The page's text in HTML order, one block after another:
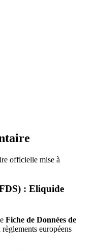
officielle mise à
: Eliquide
Fiche de Données de
européens